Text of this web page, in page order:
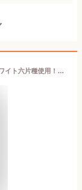
にんにく 梅 梅干し 国産 紀州南高梅 青森県産ホワイト六片種使用！「国産梅にんにく」200g 【あす楽15時(※土日祝を除く)】